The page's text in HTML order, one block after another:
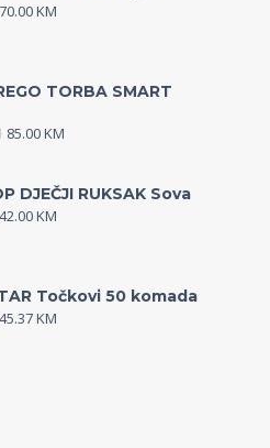
70.00KM
TORBA SMART
85.00KM
DJEČJI RUKSAK Sova
42.00KM
Točkovi 50 komada
45.37KM